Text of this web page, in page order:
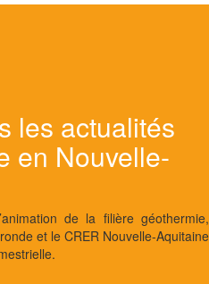
les actualités
en Nouvelle-
de la filière géothermie,
et le CRER Nouvelle-Aquitaine